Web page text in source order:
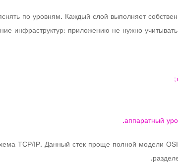
по уровням. Каждый слой выполняет
инфраструктур: приложению не нужно
аппаратный
TCP/IP. Данный стек проще полной модели